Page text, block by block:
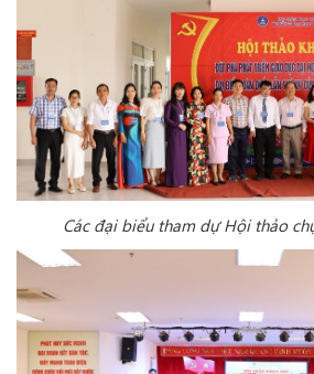
Các đại biểu tham dự Hội thảo